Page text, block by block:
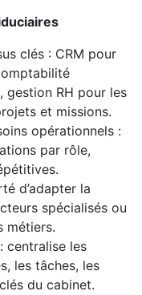
clés : CRM pour
gestion RH pour les
et missions.
opérationnels :
par rôle,
d’adapter la
spécialisés ou
métiers.
centralise les
les tâches, les
du cabinet.